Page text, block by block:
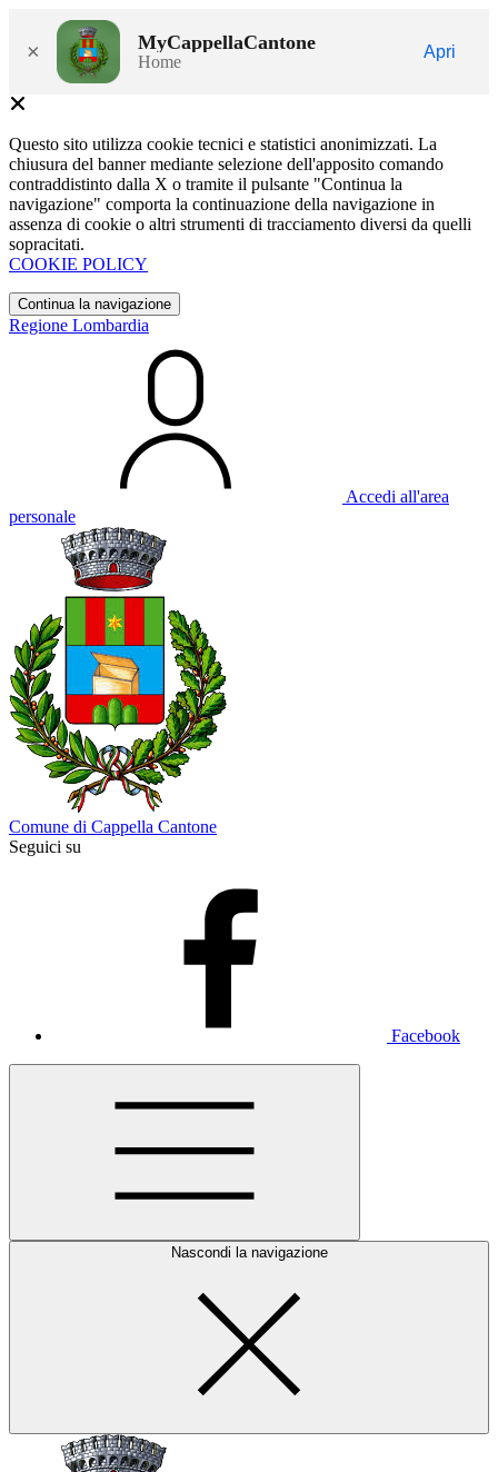
× MyCappellaCantone
Home
Apri
Questo sito utilizza cookie tecnici e statistici anonimizzati. La
chiusura del banner mediante selezione dell'apposito comando
contraddistinto dalla X o tramite il pulsante "Continua la
navigazione" comporta la continuazione della navigazione in
assenza di cookie o altri strumenti di tracciamento diversi da quelli
sopracitati.
COOKIE POLICY
Continua la navigazione
Regione Lombardia
Accedi all'area
personale
Comune di Cappella Cantone
Seguici su
Facebook
Nascondi la navigazione